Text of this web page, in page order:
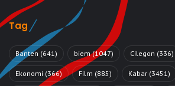
Tag
Banten (641) biem(1047) Cilegon (336)
Ekonomi (366) Film (885) Kabar (3451)